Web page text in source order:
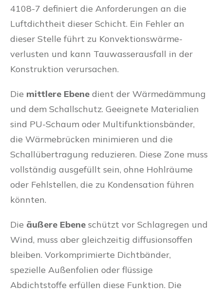
4108-7 definiert die Anforderungen an die
Luftdichtheit dieser Schicht. Ein Fehler an
dieser Stelle führt zu Konvektionswärme­
verlusten und kann Tauwasserausfall in der
Konstruktion verursachen.
Die mittlere Ebene dient der Wärmedämmung
und dem Schallschutz. Geeignete Materialien
sind PU-Schaum oder Multifunktionsbänder,
die Wärmebrücken minimieren und die
Schallübertragung reduzieren. Diese Zone muss
vollständig ausgefüllt sein, ohne Hohlräume
oder Fehlstellen, die zu Kondensation führen
könnten.
Die äußere Ebene schützt vor Schlagregen und
Wind, muss aber gleichzeitig diffusionsoffen
bleiben. Vorkomprimierte Dichtbänder,
spezielle Außenfolien oder flüssige
Abdichtstoffe erfüllen diese Funktion. Die